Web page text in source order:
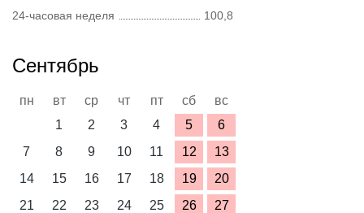
24-часовая неделя
100,8
Сентябрь
пн вт ср чт пт сб
вс
1
2 3 4 5
6
7
8 9 10 11 12
13
14
15 16 17 18 19
20
21
22 23 24 25 26
27